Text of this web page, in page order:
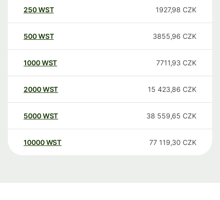
250WST 1927,98 CZK
500WST 3855,96 CZK
1000WST 7711,93 CZK
2000WST 15 423,86 CZK
5000WST 38 559,65 CZK
10000 WST 77 119,30 CZK